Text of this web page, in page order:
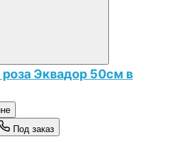
роза Эквадор 50см в
Под заказ